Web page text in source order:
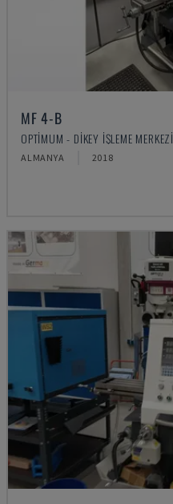
MF 4-B
OPTIMUM - DIKEY İŞLEME MERKEZI
ALMANYA 2018